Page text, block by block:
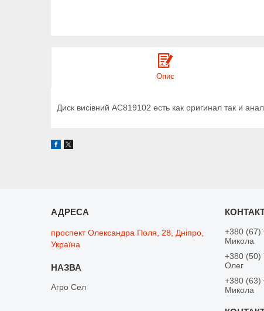
Опис
Диск висівний AC819102 есть как оригинал так и
проспект Олександра Поля, 28, Дніпро,
Україна
Агро Сел
+380 (67)
Микола
+380 (50)
Олег
+380 (63)
Микола